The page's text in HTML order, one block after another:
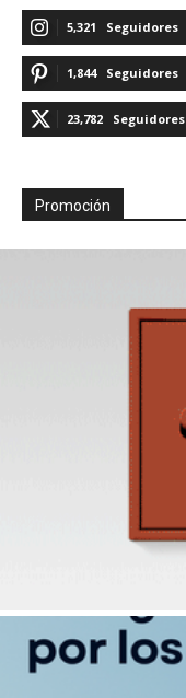
5,321 Seguidores
1,844 Seguidores
23,782 Seguidores
Promoción